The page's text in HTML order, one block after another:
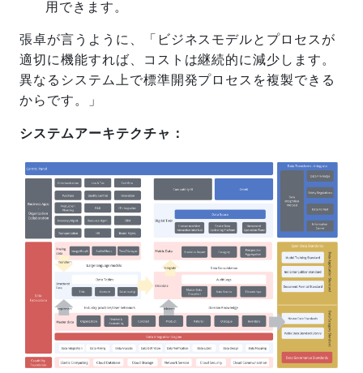
用できます。
張卓が言うように、「ビジネスモデルとプロセスが
適切に機能すれば、コストは継続的に減少します。
異なるシステム上で標準開発プロセスを複製できる
からです。」
システムアーキテクチャ：